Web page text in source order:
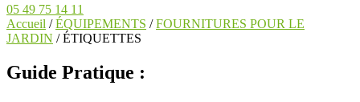
05 49 75 14 11
Accueil /ÉQUIPEMENTS /FOURNITURES POUR LE
JARDIN / ÉTIQUETTES
Guide Pratique :